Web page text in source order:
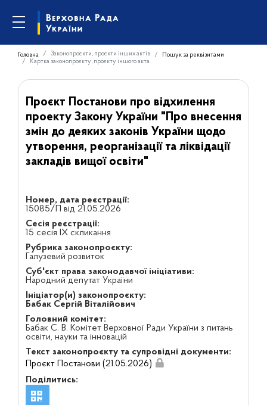
Головна Законопроєкти, проєкти інших актів
Пошук за реквізитами
Картка законопроєкту, проєкту іншого акта
Проєкт Постанови про відхилення
проекту Закону України "Про внесення
змін до деяких законів України щодо
утворення, реорганізації та ліквідації
закладів вищої освіти"
Номер, дата реєстрації:
15085/П від 21.05.2026
Сесія реєстрації:
15 сесія IX скликання
Рубрика законопроєкту:
Галузевий розвиток
Суб'єкт права законодавчої ініціативи:
Народний депутат України
Ініціатор(и) законопроєкту:
Бабак Сергій Віталійович
Головний комітет:
Бабак С. В. Комітет Верховної Ради України з питань
освіти, науки та інновацій
Текст законопроєкту та супровідні документи:
Проєкт Постанови (21.05.2026)
Поділитись: